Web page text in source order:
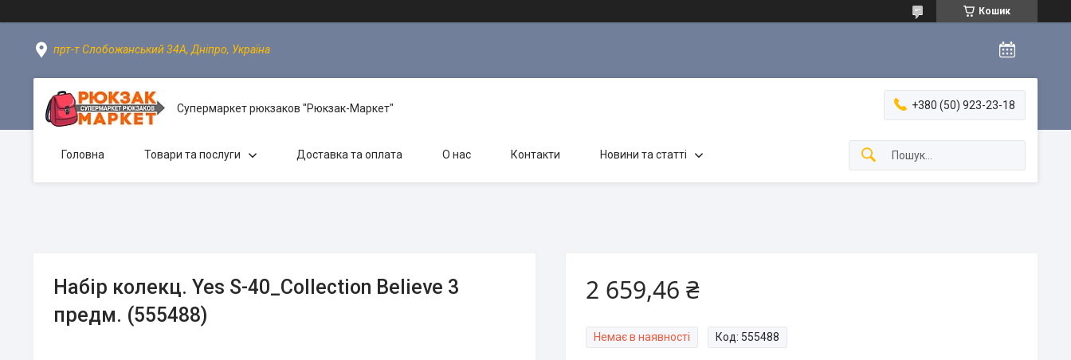
Кошик
прт-т Слобожанський 34А, Дніпро, Україна
Супермаркет рюкзаков "Рюкзак-Маркет" +380 (50) 923-23-18
Головна Товари та послуги Доставка та оплата О нас Контакти Новини та статті
Набір колекц. Yes S-40_Collection Believe 3
предм. (555488)
2 659,46 ₴
Немає в наявності Код: 555488